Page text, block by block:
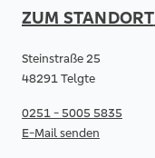
ZUM STANDORT
Steinstraße 25
48291 Telgte
0251 - 5005 5835
E-Mail senden